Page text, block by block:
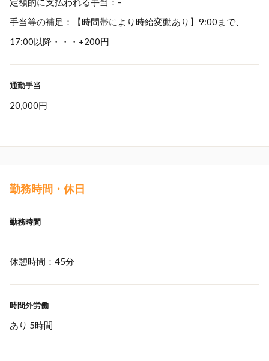
手当等の補足：【時間帯により時給変動あり】9:00まで、
17:00以降・・・+200円
通勤手当
20,000円
勤務時間・休日
勤務時間
休憩時間：45分
時間外労働
あり 5時間